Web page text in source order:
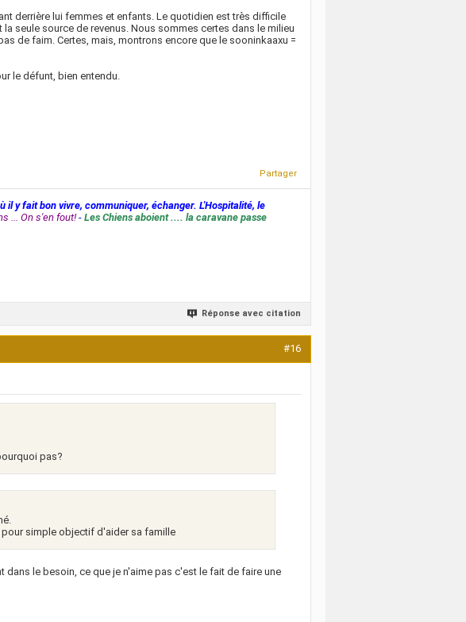
derrière lui femmes et enfants. Le quotidien est très difficile
seule source de revenus. Nous sommes certes dans le milieu
de faim. Certes, mais, montrons encore que le sooninkaaxu =
le défunt, bien entendu.
Partager
il y fait bon vivre, communiquer, échanger. L'Hospitalité, le
... On s'en fout! - Les Chiens aboient .... la caravane passe
Réponse avec citation
#16
pas?
simple objectif d'aider sa famille
le besoin, ce que je n'aime pas c'est le fait de faire une